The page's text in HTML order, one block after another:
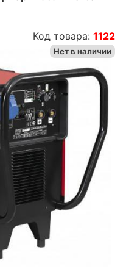
Код товара:1122
Нет в наличии